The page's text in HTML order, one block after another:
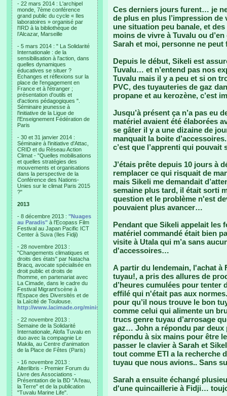
- 22 mars 2014 : L'archipel
monde, 7ème conférence
grand public du cycle « Iles
laboratoires » organisé par
l'IRD à la bibliothèque de
l’Alcazar, Marseille
- 5 mars 2014 : " La Solidarité
Internationale : de la
sensibilisation à l'action, dans
quelles dynamiques
éducatives se situer ?
Echanges et réflexions sur la
place de l'engagement en
France et à l'étranger ;
présentation d'outils et
d'actions pédagogiques ".
Séminaire jeunesse à
l'initiative de la Ligue de
l'Enseignement Fédération de
Paris
- 30 et 31 janvier 2014 :
Séminaire à l'initiative d'Attac,
CRID et du Réseau Action
Climat - "Quelles mobilisations
et quelles stratégies des
mouvements et organisations
dans la perspective de la
Conférence des Nations-
Unies sur le climat Paris 2015
?"
2013
- 8 décembre 2013 : "Nuages
au Paradis" à l'Ecopass Film
Festival au Japan Pacific ICT
Center à Suva (Iles Fidji)
- 28 novembre 2013 :
"Changements climatiques et
droits des états" par Natacha
Bracq, avocate spécialisée en
droit public et droits de
l'homme, en partenariat avec
La Cimade, dans le cadre du
Festival Migrant'scène à
l'Espace des Diversités et de
la Laïcité de Toulouse.
http://www.lacimade.org/minisites/migrantscene
- 22 novembre 2013 :
Semaine de la Solidarité
Internationale, Alofa Tuvalu en
duo avec la compagnie Le
Makila, au Centre d'animation
de la Place de Fêtes (Paris)
- 16 novembre 2013 :
Alterlibris - Premier Forum du
Livre des Associations -
Présentation de la BD "A l'eau,
la Terre" et de la publication
"Tuvalu Marine Life".
Ces derniers jours furent… je
de plus en plus l’impression
une situation peu banale, et
moins de vivre à Tuvalu ou
Sarah et moi, personne ne
Depuis le début, Sikeli est
Tuvalu… et n’entend pas nos
Tuvalu mais il y a peu et si on
PVC, des tuyauteries de gaz
propane et au kerozène, c’est
Jusqu’à présent ça n’a pas eu
matériel avaient été élaborées
se gâter il y a une dizaine de
manquait la boite
c’est que l’apprenti qui
J’étais prête depuis 10 jours à
remplacer ce qui risquait de
mais Sikeli me demandait
semaine plus tard, il était sorti
question et le problème n'est
pouvaient plus avancer…
Pendant que Sikeli appelait les
matériel commandé était bien
visite à Utala qui m’a sans
d'accessoires…
A partir du lendemain, l'achat à
tuyau!, a pris des allures de
d’heures cumulées pour tenter
effilé qui n'était pas aux
pour qu’il nous trouve le bon
comme celui qui alimente un
trucs genre tuyau d’arrosage
gaz… John a répondu par deux
répondu à six mains pour être
passer le clavier à Sarah et
tout comme ETI a la recherche
tuyau que nous avions.. Sans
Sarah a ensuite échangé
d'une quincaillerie à Fidji…